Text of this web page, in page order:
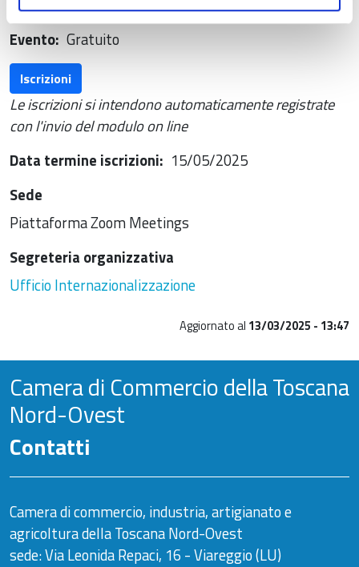
52 ore complessive
Evento Gratuito
Iscrizioni
Le iscrizioni si intendono automaticamente registrate
con l'invio del modulo on line
Data termine iscrizioni
15/05/2025
Sede
Piattaforma Zoom Meetings
Segreteria organizzativa
Ufficio Internazionalizzazione
Aggiornato al 13/03/2025 - 13:47
Camera di Commercio della Toscana
Nord-Ovest
Contatti
Camera di commercio, industria, artigianato e
agricoltura della Toscana Nord-Ovest
sede: Via Leonida Repaci, 16 - Viareggio (LU)